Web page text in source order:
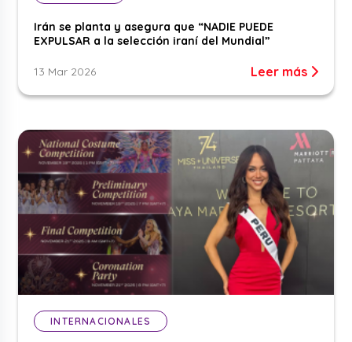
Irán se planta y asegura que “NADIE PUEDE
EXPULSAR a la selección iraní del Mundial”
13 Mar 2026 Leer más
INTERNACIONALES